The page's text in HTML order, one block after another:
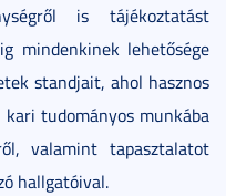
is tájékoztatást
mindenkinek lehetősége
standjait, ahol hasznos
tudományos munkába
valamint tapasztalatot
hallgatóival.